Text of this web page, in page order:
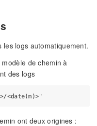
les logs automatiquement.
de chemin à
des logs
ont deux origines :